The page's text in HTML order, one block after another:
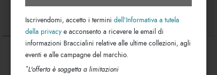
T shirt lt
€ 134
€ 109
T shirt lt
Iscrivendomi, accetto i terminidell’Informativa a tutela
della privacy e acconsento a ricevere le email di
informazioni Braccialini relative alle ultime collezioni, agli
eventi e alle campagne del marchio.
*L'offerta è soggetta a limitazioni